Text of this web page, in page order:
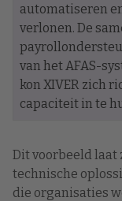
automatiseren
verlonen. De
van het AFAS-
kon XIVER zich
capaciteit in te
Dit voorbeeld laat
technische
die organisaties